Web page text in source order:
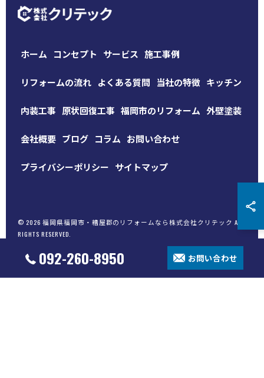
092-260-8950 お問い合わせ
ホーム コンセプト サービス 施工事例
リフォームの流れ よくある質問 当社の特徴 キッチン
内装工事 原状回復工事 福岡市のリフォーム 外壁塗装
会社概要 ブログ コラム お問い合わせ
プライバシーポリシー サイトマップ
© 2026 福岡県福岡市・糟屋郡のリフォームなら株式会社クリテック ALL
RIGHTS RESERVED.